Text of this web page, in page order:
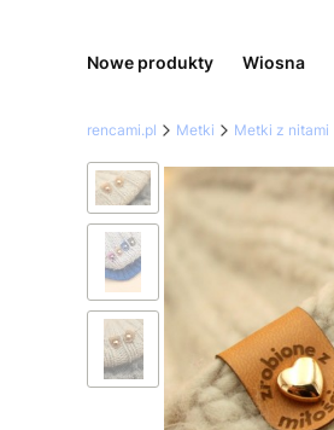
Nowe produkty Wiosna
rencami.pl Metki Metki z nitami